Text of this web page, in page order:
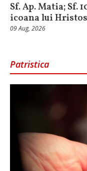
Sf. Ap. Matia; Sf.
icoana lui Hristos
09 Aug, 2026
Patristica